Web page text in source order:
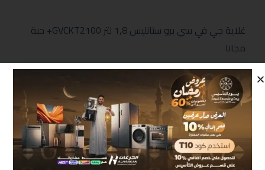
غلاية جي في سي برو ستانليس 1,8 لتر GVCKT2100+ حبة
مجانا
منتجات مشابهة